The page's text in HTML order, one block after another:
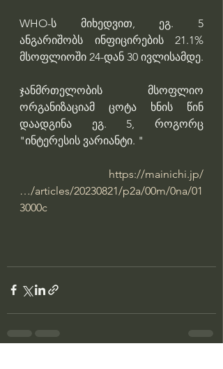
WHO-ს მიხედვით, ეგ. 5
ანგარიშობს ინფიცირების 21.1%
მსოფლიოში 24-დან 30 ივლისამდე.
ჯანმრთელობის მსოფლიო
ორგანიზაციამ ცოტა ხნის წინ
დაადგინა ეგ. 5, როგორც
"ინტერესის ვარიანტი. "
https://mainichi.jp/
…/articles/20230821/p2a/00m/0na/01
3000c